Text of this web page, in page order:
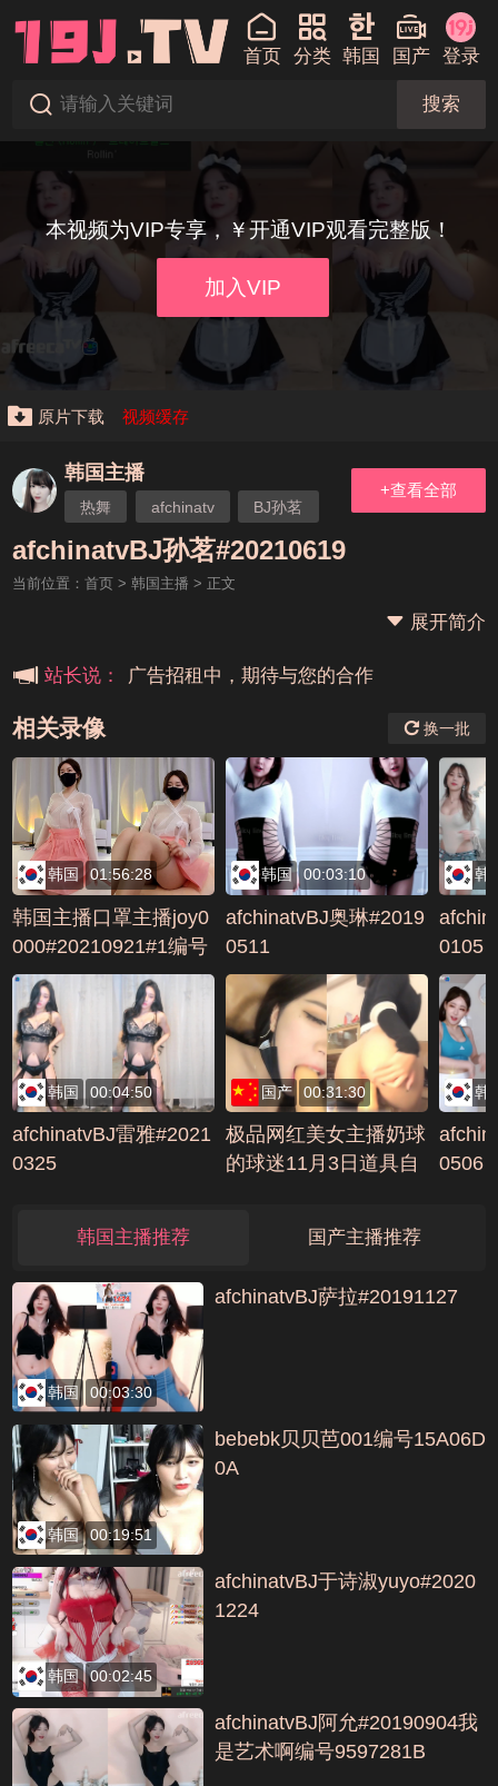
首页 分类 韩国 国产 登录
搜索
本视频为VIP专享，￥开通VIP观看完整版！
加入VIP
原片下载 视频缓存
韩国主播
热舞 afchinatv BJ孙茗
+查看全部
afchinatvBJ孙茗#20210619
当前位置： 首页> 韩国主播 > 正文
展开简介
站长说：
本站大事件(19j网站发展历程)
广告招租中，期待与您的合作
相关录像 换一批
韩国 01:56:28
韩国主播口罩主播joy0
000#20210921#1编号
9A773B96
韩国 00:03:10
afchinatvBJ奥琳#2019
0511
韩
0105
韩国 00:04:50
afchinatvBJ雷雅#2021
0325
国产 00:31:30
极品网红美女主播奶球
的球迷11月3日道具自
韩
0506
韩国主播推荐 国产主播推荐
韩国 00:03:30
afchinatvBJ萨拉#20191127
韩国 00:19:51
bebebk贝贝芭001编号15A06D
0A
韩国 00:02:45
afchinatvBJ于诗淑yuyo#2020
1224
afchinatvBJ阿允#20190904我
是艺术啊编号9597281B